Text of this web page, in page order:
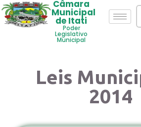
Câmara
Municipal
de Itati
Poder
Legislativo
Municipal
Leis
2014